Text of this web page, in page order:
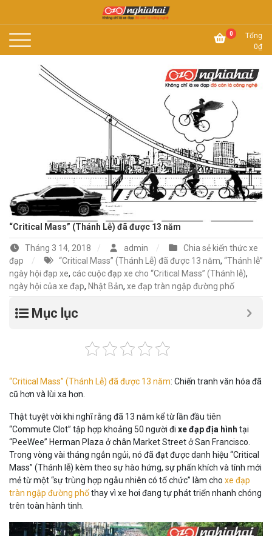
Xe đạp Nhật Nghĩa Hải 0
Tổng
0₫
“Critical Mass” (Thánh Lễ) đã được 13 năm
Tháng 3 14, 2018 admin
Chia sẻ kiến thức xe
đạp
“Critical Mass” (Thánh Lễ) đã được 13 năm, “Thánh lễ”
ngày hội đạp xe, các cuộc đạp xe cho “Critical Mass” (Thánh lễ),
ngày hội của xe đạp, Nhật Bản, xe đạp tràn ngập đường phố
Mục lục
“Critical Mass” (Thánh Lễ) đã được 13 năm: Chiến tranh văn hóa đã
cũ hơn và lùi xa hơn.
Thật tuyệt vời khi nghĩ rằng đã 13 năm kể từ lần đầu tiên
“Commute Clot” tập hợp khoảng 50 người đi xe đạp địa hình tại
“PeeWee” Herman Plaza ở chân Market Street ở San Francisco.
Trong vòng vài tháng ngắn ngủi, nó đã đạt được danh hiệu “Critical
Mass” (Thánh lễ) kèm theo sự hào hứng, sự phấn khích và tính mới
mẻ từ một “sự trùng hợp ngẫu nhiên có tổ chức” làm cho xe đạp
tràn ngập đường phốthay vì xe hơi đang tự phát triển nhanh chóng
trên toàn hành tinh.